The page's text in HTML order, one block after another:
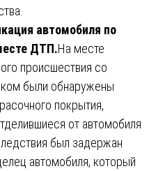
автомобиля по
ДТП.На месте
происшествия со
были обнаружены
покрытия,
от автомобиля
был задержан
автомобиля, который